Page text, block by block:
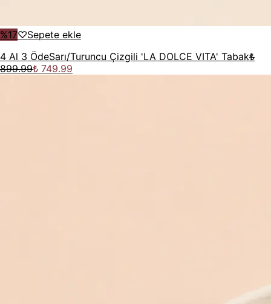
%17♡Sepete ekle
4 Al 3 ÖdeSarı/Turuncu Çizgili 'LA DOLCE VITA' Tabak₺
899.99₺ 749.99